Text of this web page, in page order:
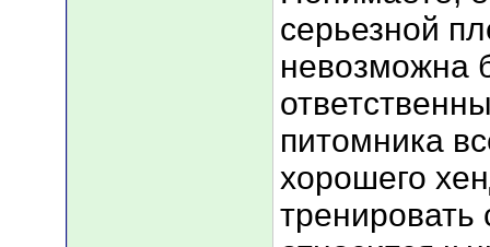
серьезной
невозможна
питомника
хорошего
тренировать